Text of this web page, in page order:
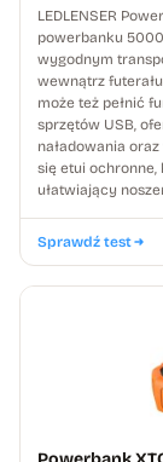
LEDLENSER
powerbanku
wygodnym
wewnątrz
może też pełnić
sprzętów USB,
naładowania
się etui ochronne,
ułatwiający
Sprawdź test